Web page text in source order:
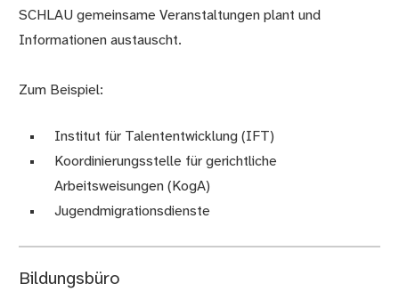
SCHLAU gemeinsame Veranstaltungen plant und
Informationen austauscht.
Zum Beispiel:
Institut für Talententwicklung (IFT)
Koordinierungsstelle für gerichtliche
Arbeitsweisungen (KogA)
Jugendmigrationsdienste
Bildungsbüro